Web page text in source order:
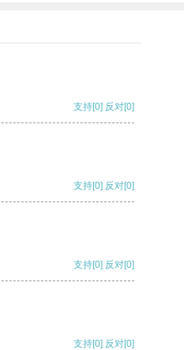
支持[0] 反对[0]
支持[0] 反对[0]
支持[0] 反对[0]
支持[0] 反对[0]